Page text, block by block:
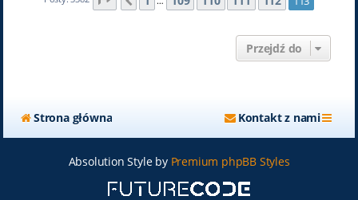
Przejdź do
Strona główna Kontakt z nami
Absolution Style by Premium phpBB Styles